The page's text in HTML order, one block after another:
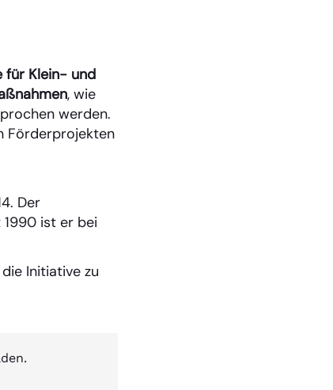
für Klein- und
, wie
werden.
Förderprojekten
Der
ist er bei
Initiative zu